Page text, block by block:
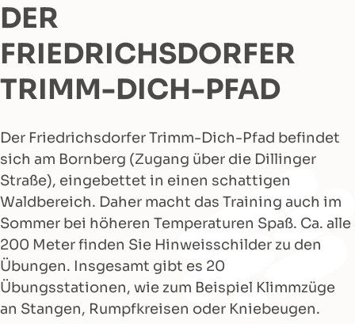
DER
FRIEDRICHSDORFER
TRIMM-DICH-PFAD
Der Friedrichsdorfer Trimm-Dich-Pfad befindet
sich am Bornberg (Zugang über die Dillinger
Straße), eingebettet in einen schattigen
Waldbereich. Daher macht das Training auch im
Sommer bei höheren Temperaturen Spaß. Ca. alle
200 Meter finden Sie Hinweisschilder zu den
Übungen. Insgesamt gibt es 20
Übungsstationen, wie zum Beispiel Klimmzüge
an Stangen, Rumpfkreisen oder Kniebeugen.